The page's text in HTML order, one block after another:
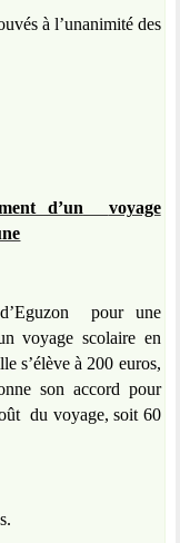
à l’unanimité des
d’un
voyage
pour une
voyage scolaire en
s’élève à 200 euros,
son accord pour
du voyage, soit 60